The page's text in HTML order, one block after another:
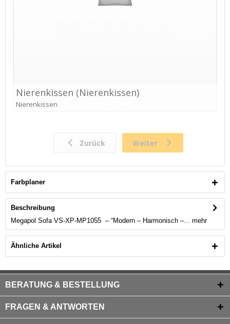
Farbplaner
Beschreibung
Megapol Sofa VS-XP-MP1055 – “Modern – Harmonisch –... mehr
Ähnliche Artikel
BERATUNG & BESTELLUNG
FRAGEN & ANTWORTEN